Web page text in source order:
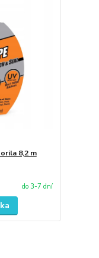
8,2 m
do 3-7 dní